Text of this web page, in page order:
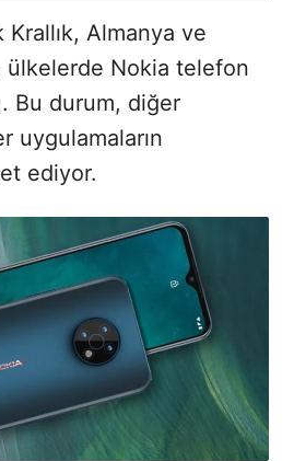
Krallık, Almanya ve
ülkelerde Nokia telefon
Bu durum, diğer
uygulamaların
ediyor.